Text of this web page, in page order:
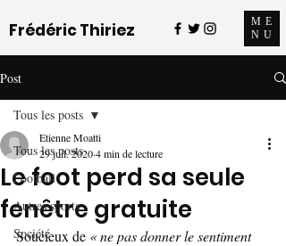
Frédéric Thiriez
ME
NU
Post
Tous les posts
Football
Autres sports
Société
Tous les posts
Le foot perd sa seule
fenêtre gratuite
Etienne Moatti
29 juil. 20204 min de lecture
Soucieux de « ne pas donner le sentiment